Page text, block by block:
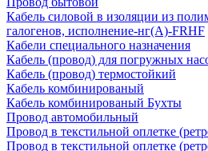
Кабель силовой в изоляции из
галогенов, исполнение-нг(А)-FRHF
Кабели специального назначения
Кабель (провод) для погружных
Кабель (провод) термостойкий
Кабель комбинированый
Кабель комбинированый Бухты
Провод автомобильный
Провод в текстильной оплетке
Провод в текстильной оплетке